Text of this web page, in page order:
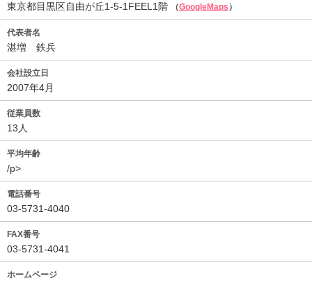
東京都目黒区自由が丘1-5-1FEEL1階
（GoogleMaps ）
代表者名
湛増 鉄兵
会社設立日
2007年4月
従業員数
13人
平均年齢
/p>
電話番号
03-5731-4040
FAX番号
03-5731-4041
ホームページ